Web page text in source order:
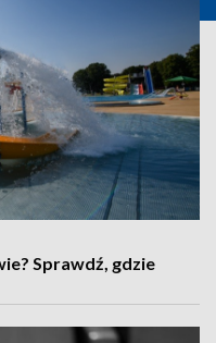
Sprawdź, gdzie